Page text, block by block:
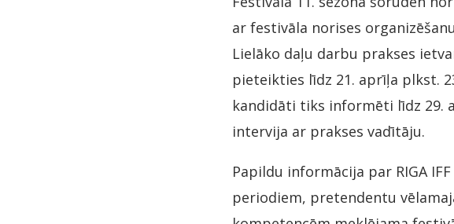
ar festivāla norises
Lielāko daļu darbu prakses
pieteikties līdz 21. aprīļa plkst.
kandidāti tiks informēti līdz 29.
intervija ar prakses vadītāju.
Papildu informācija par RIGA
periodiem, pretendentu